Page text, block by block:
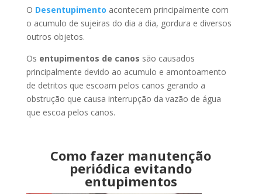
O Desentupimento acontecem principalmente com
o acumulo de sujeiras do dia a dia, gordura e diversos
outros objetos.
Os entupimentos de canos são causados
principalmente devido ao acumulo e amontoamento
de detritos que escoam pelos canos gerando a
obstrução que causa interrupção da vazão de água
que escoa pelos canos.
Como fazer manutenção
periódica evitando
entupimentos